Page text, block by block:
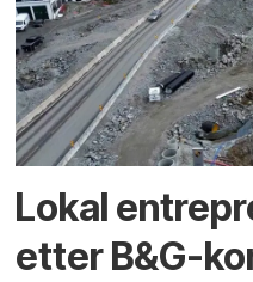
Lokal
etter B&G-